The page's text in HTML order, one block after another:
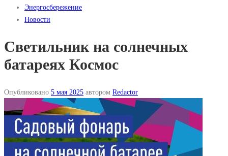
Энергосбережение
Новости
Светильник на солнечных
батареях Космос
Опубликовано 5 мая 2025 автором Redactor